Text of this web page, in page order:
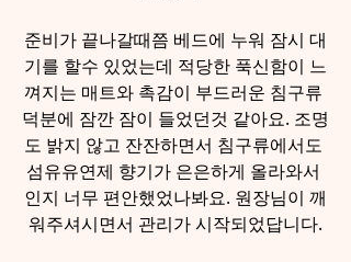
준비가 끝나갈때쯤 베드에 누워 잠시 대
기를 할수 있었는데 적당한 푹신함이 느
껴지는 매트와 촉감이 부드러운 침구류
덕분에 잠깐 잠이 들었던것 같아요. 조명
도 밝지 않고 잔잔하면서 침구류에서도
섬유유연제 향기가 은은하게 올라와서
인지 너무 편안했었나봐요. 원장님이 깨
워주셔시면서 관리가 시작되었답니다.